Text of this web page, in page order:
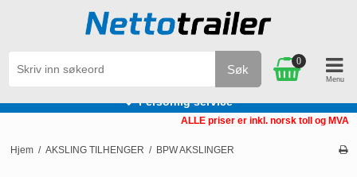
Personlig service
Søk
0
ALLE priser er inkl. norsk toll og MVA
Hjem / AKSLING TILHENGER / BPW AKSLINGER